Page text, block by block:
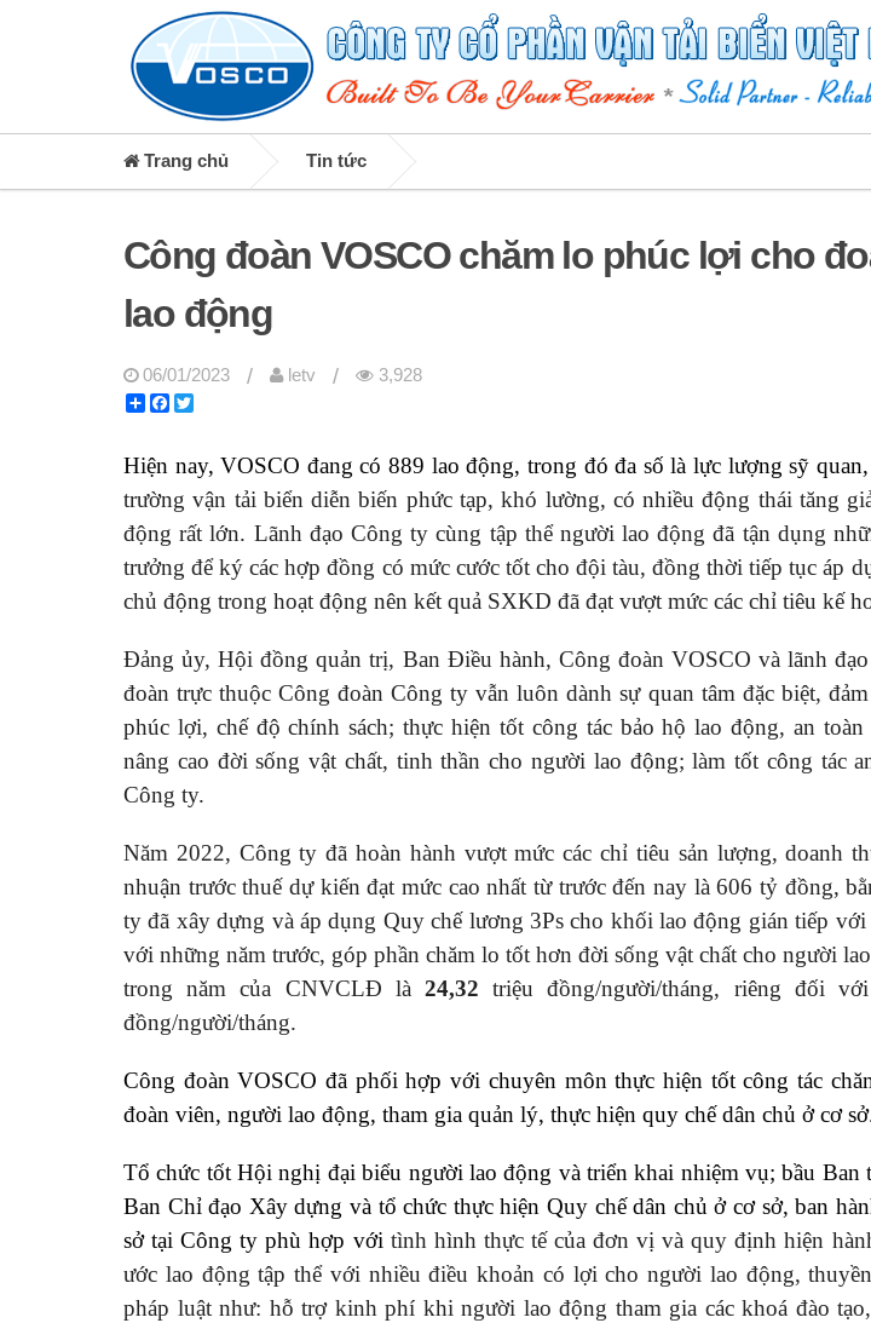
Trang chủ Tin tức
Công đoàn VOSCO chăm lo phúc lợi cho
lao động
06/01/2023 / letv /
3,928
ShareFacebook
Hiện nay, VOSCO đang có 889 lao động, trong đó đa số là lực lượng sỹ
trường vận tải biển diễn biến phức tạp, khó lường, có nhiều động thái tăng
động rất lớn. Lãnh đạo Công ty cùng tập thể người lao động đã tận dụng
trưởng để ký các hợp đồng có mức cước tốt cho đội tàu, đồng thời tiếp tục áp
chủ động trong hoạt động nên kết quả SXKD đã đạt vượt mức các chỉ tiêu kế
Đảng ủy, Hội đồng quản trị, Ban Điều hành, Công đoàn VOSCO và lãnh
đoàn trực thuộc Công đoàn Công ty vẫn luôn dành sự quan tâm đặc biệt,
phúc lợi, chế độ chính sách; thực hiện tốt công tác bảo hộ lao động, an
nâng cao đời sống vật chất, tinh thần cho người lao động; làm tốt công tác
Công ty.
Năm 2022, Công ty đã hoàn hành vượt mức các chỉ tiêu sản lượng, doanh
nhuận trước thuế dự kiến đạt mức cao nhất từ trước đến nay là 606 tỷ đồng,
ty đã xây dựng và áp dụng Quy chế lương 3Ps cho khối lao động gián tiếp
với những năm trước, góp phần chăm lo tốt hơn đời sống vật chất cho người
trong năm của CNVCLĐ là 24,32 triệu đồng/người/tháng, riêng đối
đồng/người/tháng.
Công đoàn VOSCO đã phối hợp với chuyên môn thực hiện tốt công tác
đoàn viên, người lao động, tham gia quản lý, thực hiện quy chế dân chủ ở cơ
Tổ chức tốt Hội nghị đại biểu người lao động và triển khai nhiệm vụ; bầu Ban
Ban Chỉ đạo Xây dựng và tổ chức thực hiện Quy chế dân chủ ở cơ sở, ban
sở tại Công ty phù hợp với tình hình thực tế của đơn vị và quy định hiện
ước lao động tập thể với nhiều điều khoản có lợi cho người lao động,
pháp luật như: hỗ trợ kinh phí khi người lao động tham gia các khoá đào